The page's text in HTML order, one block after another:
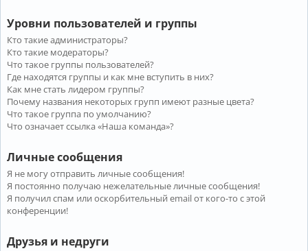
Уровни пользователей и группы
Кто такие администраторы?
Кто такие модераторы?
Что такое группы пользователей?
Где находятся группы и как мне вступить в них?
Как мне стать лидером группы?
Почему названия некоторых групп имеют разные цвета?
Что такое группа по умолчанию?
Что означает ссылка «Наша команда»?
Личные сообщения
Я не могу отправить личные сообщения!
Я постоянно получаю нежелательные личные сообщения!
Я получил спам или оскорбительный email от кого-то с этой
конференции!
Друзья и недруги